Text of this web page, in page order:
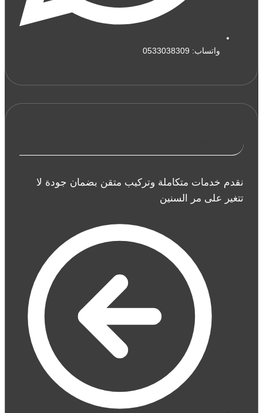
واتساب: 0533038309
نقدم خدمات متكاملة وتركيب متقن بضمان جودة لا
تتغير على مر السنين